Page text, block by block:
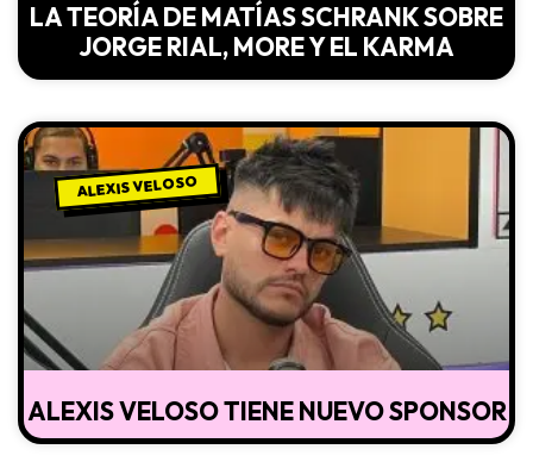
LA TEORÍA DE MATÍAS SCHRANK SOBRE
JORGE RIAL, MORE Y EL KARMA
ALEXIS VELOSO
ALEXIS VELOSO TIENE NUEVO SPONSOR